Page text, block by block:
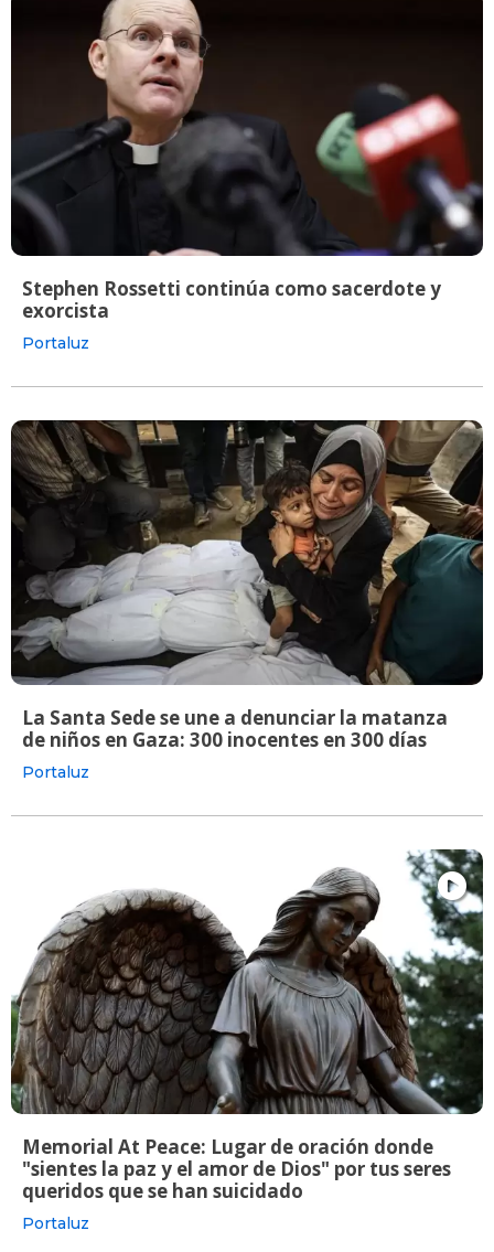
Stephen Rossetti continúa como sacerdote y
exorcista
Portaluz
La Santa Sede se une a denunciar la matanza
de niños en Gaza: 300 inocentes en 300 días
Portaluz
Memorial At Peace: Lugar de oración donde
"sientes la paz y el amor de Dios" por tus seres
queridos que se han suicidado
Portaluz